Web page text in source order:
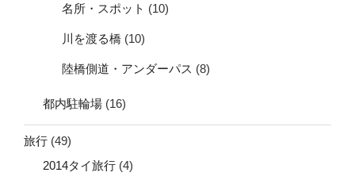
名所・スポット (10)
川を渡る橋 (10)
陸橋側道・アンダーパス (8)
都内駐輪場 (16)
旅行 (49)
2014タイ旅行 (4)